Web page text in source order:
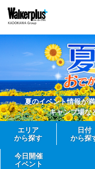
夏のイベント情報が
キャンプ場な
エリア
から探す
日付
から探
今日開催
イベント